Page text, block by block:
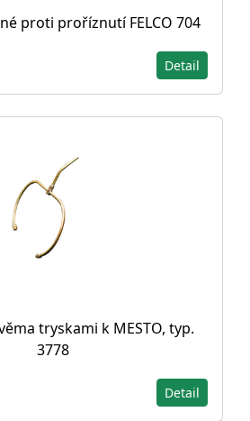
proti proříznutí FELCO 704
Detail
tryskami k MESTO, typ.
3778
Detail